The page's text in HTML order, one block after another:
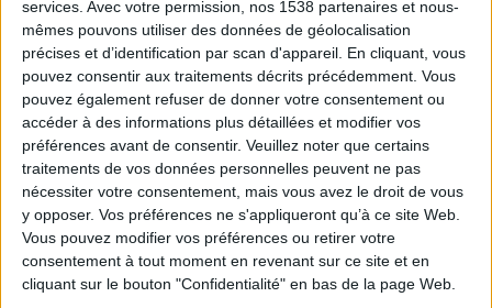
services. Avec votre permission, nos 1538 partenaires et nous-
mêmes pouvons utiliser des données de géolocalisation
précises et d’identification par scan d'appareil. En cliquant, vous
pouvez consentir aux traitements décrits précédemment. Vous
pouvez également refuser de donner votre consentement ou
accéder à des informations plus détaillées et modifier vos
préférences avant de consentir. Veuillez noter que certains
traitements de vos données personnelles peuvent ne pas
nécessiter votre consentement, mais vous avez le droit de vous
y opposer. Vos préférences ne s'appliqueront qu’à ce site Web.
Vous pouvez modifier vos préférences ou retirer votre
consentement à tout moment en revenant sur ce site et en
cliquant sur le bouton "Confidentialité" en bas de la page Web.
Caractéristiques techniques
Modèle
IBC-E
(hors option)
IBC-S
(hors option)
Débit MAX 15L/mn 23L/mn
Pression 20 à 120 Bar 20 à 120 Bar
Dim. (L x l x h)
1180 x 1500 x
3000 mm
1180 x 1500 x
3000 mm